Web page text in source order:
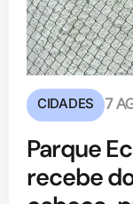
CIDADES 7
Parque
recebe